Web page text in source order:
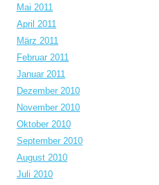
Mai 2011
April 2011
März 2011
Februar 2011
Januar 2011
Dezember 2010
November 2010
Oktober 2010
September 2010
August 2010
Juli 2010